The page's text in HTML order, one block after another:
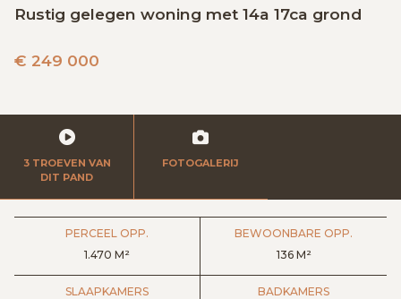
HUIZEN ALERT CONTACT
Rustig gelegen woning met 14a 17ca grond
€ 249 000
3 TROEVEN VAN
DIT PAND
FOTOGALERIJ
PERCEEL OPP.
1.470 M²
BEWOONBARE OPP.
136 M²
SLAAPKAMERS
BADKAMERS